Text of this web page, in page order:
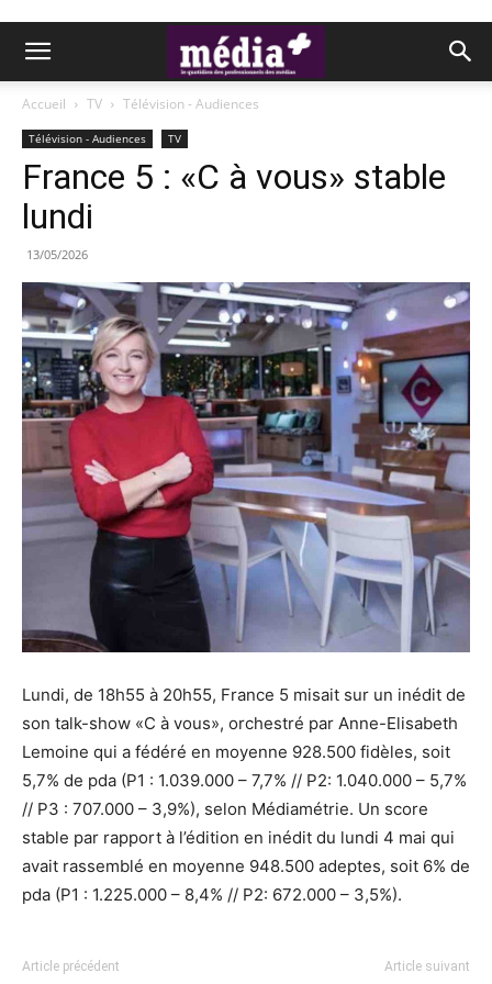
Accueil TV Télévision - Audiences
Télévision - Audiences TV
France 5 : «C à vous» stable
lundi
13/05/2026
Lundi, de 18h55 à 20h55, France 5 misait sur un inédit de
son talk-show «C à vous», orchestré par Anne-Elisabeth
Lemoine qui a fédéré en moyenne 928.500 fidèles, soit
5,7% de pda (P1 : 1.039.000 – 7,7% // P2: 1.040.000 – 5,7%
// P3 : 707.000 – 3,9%), selon Médiamétrie. Un score
stable par rapport à l’édition en inédit du lundi 4 mai qui
avait rassemblé en moyenne 948.500 adeptes, soit 6% de
pda (P1 : 1.225.000 – 8,4% // P2: 672.000 – 3,5%).
Article précédent Article suivant